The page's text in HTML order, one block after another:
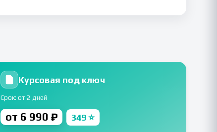
Курсовая под ключ
Срок: от 2 дней
от 6 990 ₽ 349 ⭐